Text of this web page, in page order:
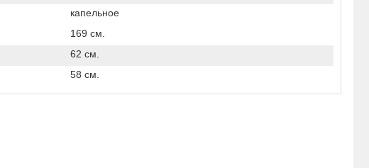
капельное
169 см.
62 см.
58 см.